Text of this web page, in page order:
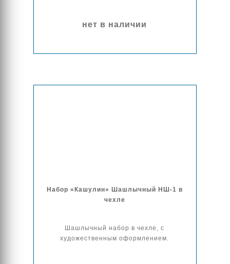
нет в наличии
Набор «Кашулин» Шашлычный НШ-1 в
чехле
Шашлычный набор в чехле, с
художественным оформлением.